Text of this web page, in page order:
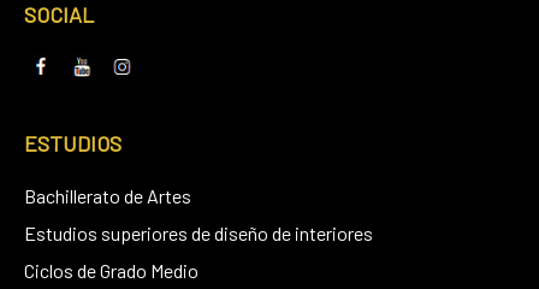
SOCIAL
ESTUDIOS
Bachillerato de Artes
Estudios superiores de diseño de interiores
Ciclos de Grado Medio